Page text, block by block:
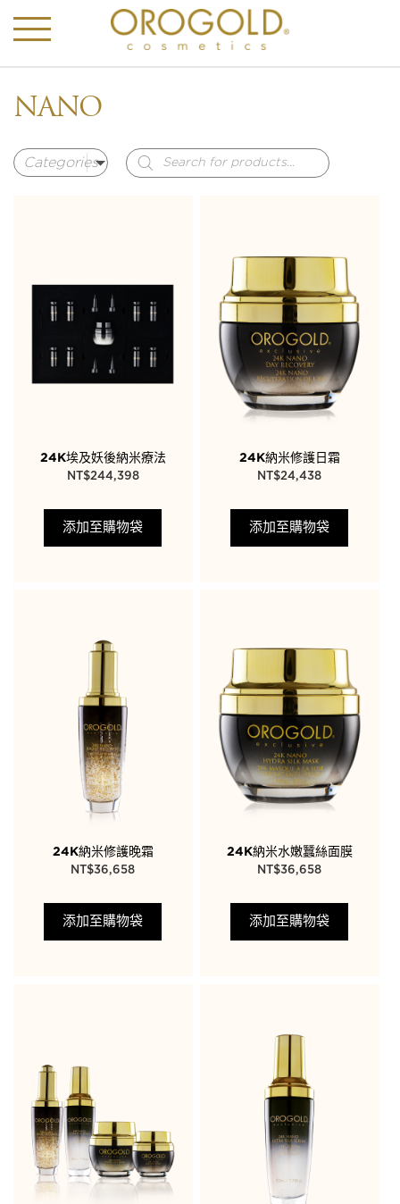
NANO
Products
search
24K埃及妖後納米療法
NT$244,398
添加至購物袋
24K納米修護日霜
NT$24,438
添加至購物袋
24K納米修護晚霜
NT$36,658
添加至購物袋
24K納米水嫩蠶絲面膜
NT$36,658
添加至購物袋